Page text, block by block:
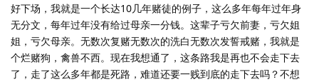
好下场，我就是一个长达10几年赌徒的例子，这么多年每年过年身
无分文，每年过年没有给过母亲一分钱。这辈子亏欠前妻，亏欠姐
姐，亏欠母亲。无数次复赌无数次的洗白无数次发誓戒赌，我就是
个烂赌狗，禽兽不西。现在我想通了，这条路我是再也不会走下去
了，走了这么多年都是死路，难道还要一贱到底的走下去吗？不想